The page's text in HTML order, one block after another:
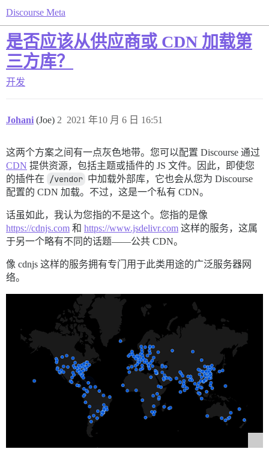
Discourse Meta
是否应该从供应商或 CDN 加载第
三方库？
开发
Johani (Joe) 2021 年10 月 6 日 16:51
2
这两个方案之间有一点灰色地带。您可以配置 Discourse 通过
CDN 提供资源，包括主题或插件的 JS 文件。因此，即使您
的插件在
/vendor 中加载外部库，它也会从您为 Discourse
配置的 CDN 加载。不过，这是一个私有 CDN。
话虽如此，我认为您指的不是这个。您指的是像
https://cdnjs.com 和 https://www.jsdelivr.com 这样的服务，这属
于另一个略有不同的话题——公共 CDN。
像 cdnjs 这样的服务拥有专门用于此类用途的广泛服务器网
络。